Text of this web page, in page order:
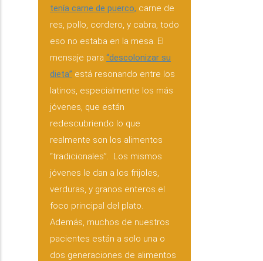
tenía carne de puerco, carne de
res, pollo, cordero, y cabra, todo
eso no estaba en la mesa. El
mensaje para “descolonizar su
dieta” está resonando entre los
latinos, especialmente los más
jóvenes, que están
redescubriendo lo que
realmente son los alimentos
“tradicionales”. Los mismos
jóvenes le dan a los frijoles,
verduras, y granos enteros el
foco principal del plato.
Además, muchos de nuestros
pacientes están a solo una o
dos generaciones de alimentos